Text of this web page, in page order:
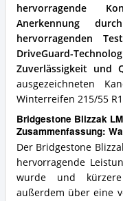
hervorragende
Anerkennung
hervorragenden
DriveGuard-
Zuverlässigkeit und
ausgezeichneten
Winterreifen 215/55
Bridgestone Blizzak
Zusammenfassung:
Der Bridgestone
hervorragende
wurde und
außerdem über eine